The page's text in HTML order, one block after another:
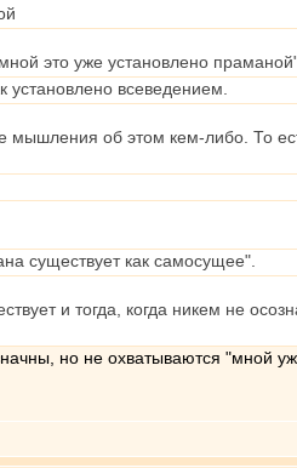
это уже установлено
установлено всеведением.
мышления об этом кем-либо. То
существует как самосущее".
и тогда, когда никем не
но не охватываются "мной